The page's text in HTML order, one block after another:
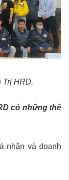
Trị HRD.
có những thế
nhân và doanh